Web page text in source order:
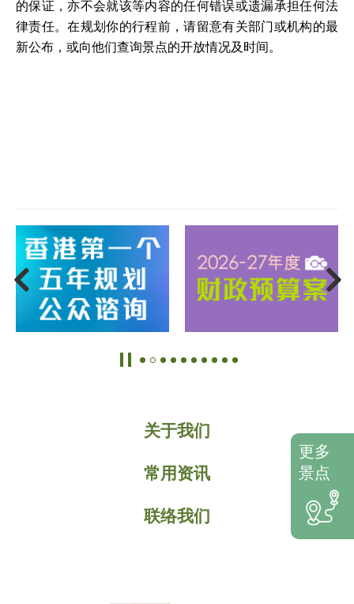
的保证，亦不会就该等内容的任何错误或遗漏承担任何法
律责任。在规划你的行程前，请留意有关部门或机构的最
新公布，或向他们查询景点的开放情况及时间。
关于我们
常用资讯
联络我们
更多
景点